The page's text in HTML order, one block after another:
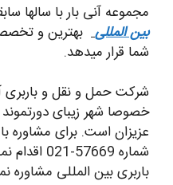
مجموعه آنی بار با سالها
بین المللی بهترین و
شما قرار میدهد.
شرکت حمل و نقل و باربری
خصوصا شهر زیبای
عزیزان است. برای مشاوره
شماره
باربری بین المللی مشاوره